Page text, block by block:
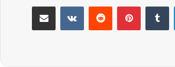
لینکدین ‫تامبلر پینترست‫رددیت ‫VKontakteاشتراک گذاری از طریق ایمیل